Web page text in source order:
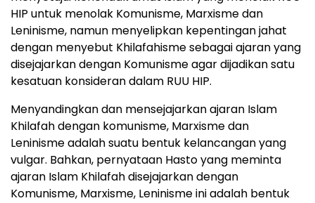
HIP untuk menolak Komunisme, Marxisme dan
Leninisme, namun menyelipkan kepentingan jahat
dengan menyebut Khilafahisme sebagai ajaran yang
disejajarkan dengan Komunisme agar dijadikan satu
kesatuan konsideran dalam RUU HIP.
Menyandingkan dan mensejajarkan ajaran Islam
Khilafah dengan komunisme, Marxisme dan
Leninisme adalah suatu bentuk kelancangan yang
vulgar. Bahkan, pernyataan Hasto yang meminta
ajaran Islam Khilafah disejajarkan dengan
Komunisme, Marxisme, Leninisme ini adalah bentuk